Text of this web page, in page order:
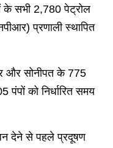
के सभी 2,780 पेट्रोल
प्रणाली स्थापित
और सोनीपत के 775
को निर्धारित समय
देने से पहले प्रदूषण